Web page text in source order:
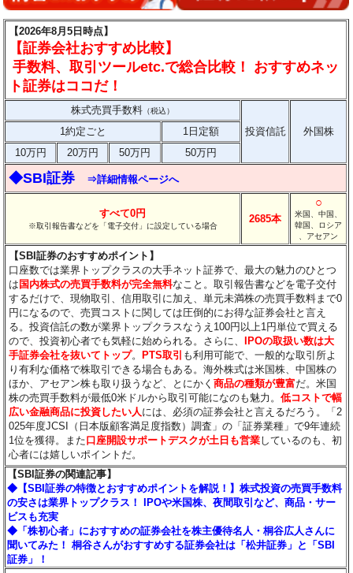
【2026年8月5日時点】
【証券会社おすすめ比較】
手数料、取引ツールetc.で総合比較！ おすすめネッ
ト証券はココだ！
株式売買手数料 （税込）
投資信託 外国株
1約定ごと
1日定額
10万円
20万円 50万円 50万円
◆SBI証券 ⇒詳細情報ページへ
すべて0円
※取引報告書などを「電子交付」に設定している場合
2685本
○
米国、中国、
韓国、ロシア
、アセアン
【SBI証券のおすすめポイント】
口座数では業界トップクラスの大手ネット証券で、最大の魅力のひとつ
は国内株式の売買手数料が完全無料なこと。取引報告書などを電子交付
するだけで、現物取引、信用取引に加え、単元未満株の売買手数料まで0
円になるので、売買コストに関しては圧倒的にお得な証券会社と言え
る。投資信託の数が業界トップクラスなうえ100円以上1円単位で買える
ので、投資初心者でも気軽に始められる。さらに、IPOの取扱い数は大
手証券会社を抜いてトップ。PTS取引 も利用可能で、一般的な取引所よ
り有利な価格で株取引できる場合もある。海外株式は米国株、中国株の
ほか、アセアン株も取り扱うなど、とにかく商品の種類が豊富だ。米国
株の売買手数料が最低0米ドルから取引可能になのも魅力。低コストで幅
広い金融商品に投資したい人 には、必須の証券会社と言えるだろう。「2
025年度JCSI（日本版顧客満足度指数）調査」の「証券業種」で9年連続
1位を獲得。また口座開設サポートデスクが土日も営業しているのも、初
心者には嬉しいポイントだ。
【SBI証券の関連記事】
◆【SBI証券の特徴とおすすめポイントを解説！】株式投資の売買手数料
の安さは業界トップクラス！ IPOや米国株、夜間取引など、商品・サー
ビスも充実
◆「株初心者」におすすめの証券会社を株主優待名人・桐谷広人さんに
聞いてみた！ 桐谷さんがおすすめする証券会社は「松井証券」と「SBI
証券」！